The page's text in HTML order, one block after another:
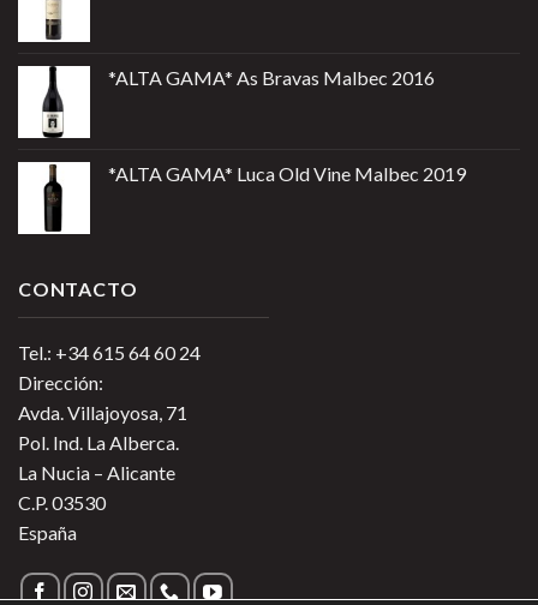
*ALTA GAMA* As Bravas Malbec 2016
*ALTA GAMA* Luca Old Vine Malbec 2019
CONTACTO
Tel.: +34 615 64 60 24
Dirección:
Avda. Villajoyosa, 71
Pol. Ind. La Alberca.
La Nucia – Alicante
C.P. 03530
España